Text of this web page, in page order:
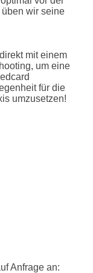
wir seine
mit einem
um eine
für die
umzusetzen!
Anfrage an: